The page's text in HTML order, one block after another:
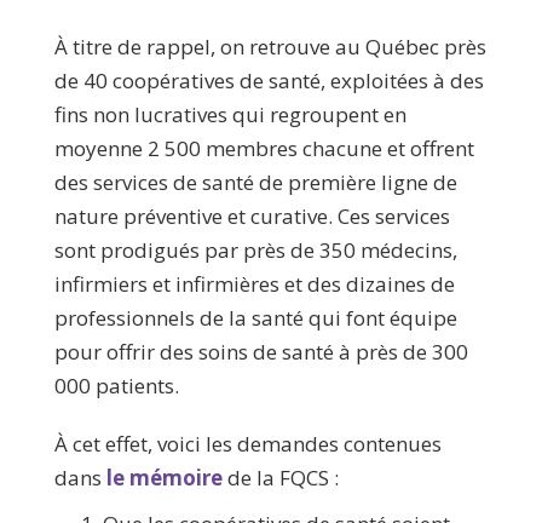
À titre de rappel, on retrouve au Québec près
de 40 coopératives de santé, exploitées à des
fins non lucratives qui regroupent en
moyenne 2 500 membres chacune et offrent
des services de santé de première ligne de
nature préventive et curative. Ces services
sont prodigués par près de 350 médecins,
infirmiers et infirmières et des dizaines de
professionnels de la santé qui font équipe
pour offrir des soins de santé à près de 300
000 patients.
À cet effet, voici les demandes contenues
dans le mémoirede la FQCS :